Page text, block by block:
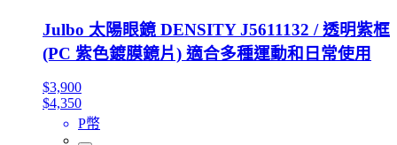
Julbo 太陽眼鏡 DENSITY J5611132 / 透明紫框
(PC 紫色鍍膜鏡片) 適合多種運動和日常使用
$3,900
$4,350
P幣